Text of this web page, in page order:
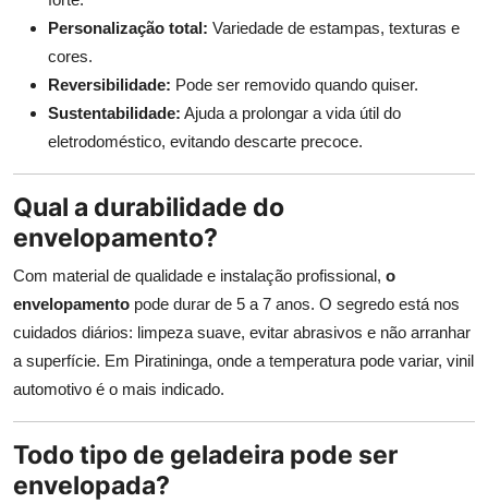
Personalização total: Variedade de estampas, texturas e
cores.
Reversibilidade: Pode ser removido quando quiser.
Sustentabilidade: Ajuda a prolongar a vida útil do
eletrodoméstico, evitando descarte precoce.
Qual a durabilidade do
envelopamento?
Com material de qualidade e instalação profissional, o
envelopamento pode durar de 5 a 7 anos. O segredo está nos
cuidados diários: limpeza suave, evitar abrasivos e não arranhar
a superfície. Em Piratininga, onde a temperatura pode variar, vinil
automotivo é o mais indicado.
Todo tipo de geladeira pode ser
envelopada?